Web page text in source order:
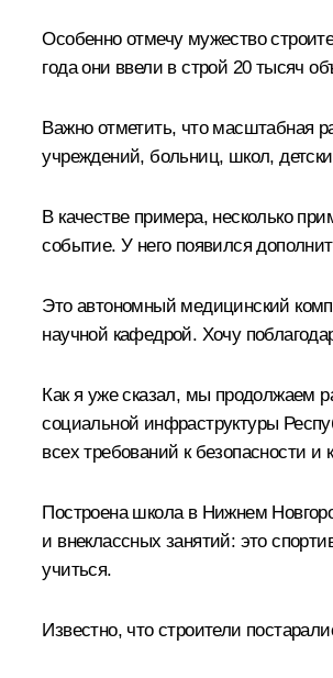
Особенно отмечу мужество
года они ввели в строй 20 тысяч
Важно отметить, что масштабная
учреждений, больниц, школ,
В качестве примера, несколько
событие. У него появился
Это автономный медицинский
научной кафедрой. Хочу
Как я уже сказал, мы продолжаем
социальной инфраструктуры
всех требований к безопасности и
Построена школа в Нижнем
и внеклассных занятий: это
учиться.
Известно, что строители